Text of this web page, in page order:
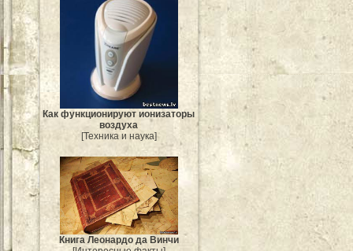
Как функционируют ионизаторы
воздуха
[Техника и наука]
Книга Леонардо да Винчи